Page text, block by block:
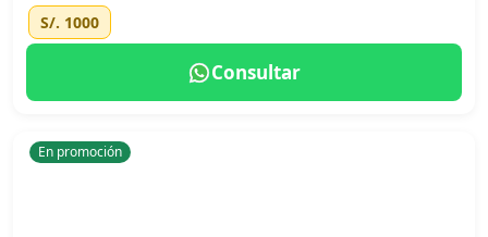
S/. 1000
Consultar
En promoción